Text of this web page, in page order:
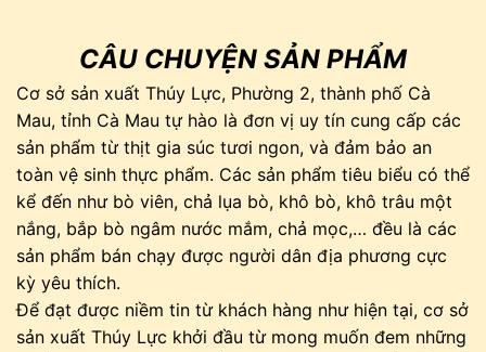
CÂU CHUYỆN SẢN PHẨM
Cơ sở sản xuất Thúy Lực, Phường 2, thành phố Cà
Mau, tỉnh Cà Mau tự hào là đơn vị uy tín cung cấp các
sản phẩm từ thịt gia súc tươi ngon, và đảm bảo an
toàn vệ sinh thực phẩm. Các sản phẩm tiêu biểu có thể
kể đến như bò viên, chả lụa bò, khô bò, khô trâu một
nắng, bắp bò ngâm nước mắm, chả mọc,… đều là các
sản phẩm bán chạy được người dân địa phương cực
kỳ yêu thích.
Để đạt được niềm tin từ khách hàng như hiện tại, cơ sở
sản xuất Thúy Lực khởi đầu từ mong muốn đem những